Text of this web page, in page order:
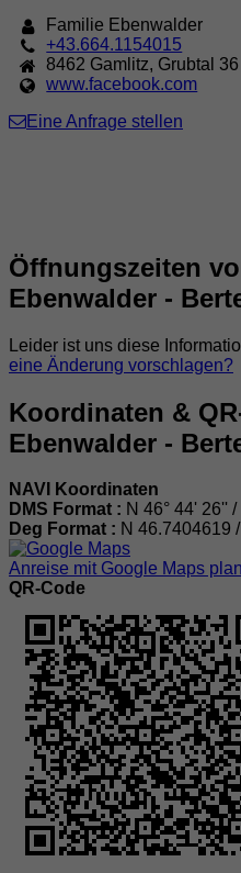
Familie Ebenwalder
+43.664.1154015
8462 Gamlitz, Grubtal 36
www.facebook.com
Eine Anfrage stellen
Öffnungszeiten
Ebenwalder -
Leider ist uns diese
eine Änderung vorschlagen?
Koordinaten &
Ebenwalder -
NAVI Koordinaten
DMS Format : N 46° 44' 26''
Deg Format : N 46.7404619
Anreise mit Google Maps
QR-Code